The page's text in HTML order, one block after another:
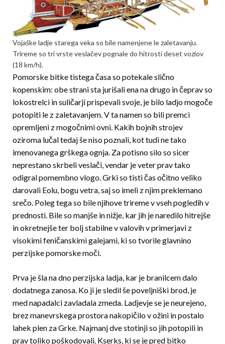
Vojaške ladje starega veka so bile namenjene le zaletavanju.
Trireme so tri vrste veslačev pognale do hitrosti deset vozlov
(18 km/h).
Pomorske bitke tistega časa so potekale slično
kopenskim: obe strani sta jurišali ena na drugo in čeprav so
lokostrelci in suličarji prispevali svoje, je bilo ladjo mogoče
potopiti le z zaletavanjem. V ta namen so bili premci
opremljeni z mogočnimi ovni. Kakih bojnih strojev
oziroma lučal tedaj še niso poznali, kot tudi ne tako
imenovanega grškega ognja. Za potisno silo so sicer
neprestano skrbeli veslači, vendar je veter prav tako
odigral pomembno vlogo. Grki so tisti čas očitno veliko
darovali Eolu, bogu vetra, saj so imeli z njim preklemano
srečo. Poleg tega so bile njihove trireme v vseh pogledih v
prednosti. Bile so manjše in nižje, kar jih je naredilo hitrejše
in okretnejše ter bolj stabilne v valovih v primerjavi z
visokimi feničanskimi galejami, ki so tvorile glavnino
perzijske pomorske moči.
Prva je šla na dno perzijska ladja, kar je branilcem dalo
dodatnega zanosa. Ko ji je sledil še poveljniški brod, je
med napadalci zavladala zmeda. Ladjevje se je neurejeno,
brez manevrskega prostora nakopičilo v ožini in postalo
lahek plen za Grke. Najmanj dve stotinji so jih potopili in
prav toliko poškodovali. Kserks, ki se je pred bitko